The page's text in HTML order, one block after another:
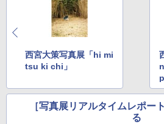
西宮大策写真展「hi mi
tsu ki chi」
［写真展リアルタイムレポー
る